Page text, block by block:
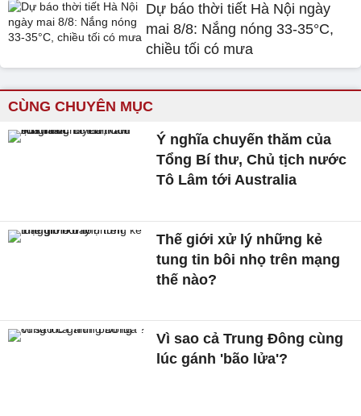
Dự báo thời tiết Hà Nội ngày
mai 8/8: Nắng nóng 33-35°C,
chiều tối có mưa
CÙNG CHUYÊN MỤC
Ý nghĩa chuyến thăm của
Tổng Bí thư, Chủ tịch nước
Tô Lâm tới Australia
Thế giới xử lý những kẻ
tung tin bôi nhọ trên mạng
thế nào?
Vì sao cả Trung Đông cùng
lúc gánh 'bão lửa'?